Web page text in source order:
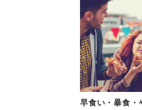
早食い・暴食・